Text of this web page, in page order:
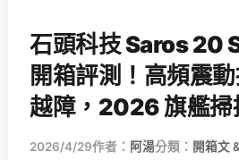
石頭科技 Saros 20
開箱評測！高頻震
越障，2026 旗艦掃
2026/4/29作者： 阿湯分類： 開箱文